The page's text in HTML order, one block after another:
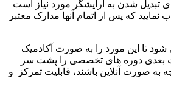
تبدیل شدن به آرایشگر مورد نیاز است
نمایید که پس از اتمام آنها مدارک معتبر
تا این مورد را به صورت آکادمیک
بعدی دوره های تخصصی را پشت سر
به صورت آنلاین باشند، قابلیت تمرکز و